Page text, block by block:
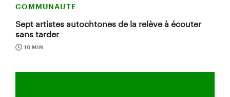
COMMUNAUTE
Sept artistes autochtones de la relève à écouter
sans tarder
10 MIN